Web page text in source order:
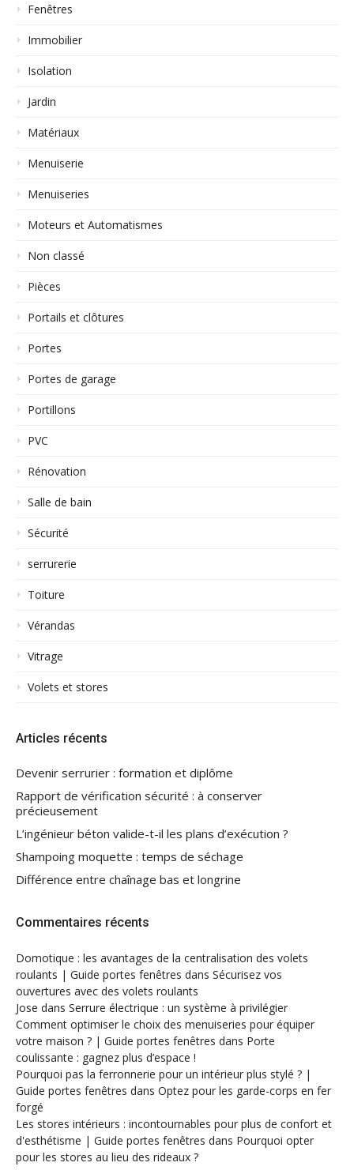
Fenêtres
Immobilier
Isolation
Jardin
Matériaux
Menuiserie
Menuiseries
Moteurs et Automatismes
Non classé
Pièces
Portails et clôtures
Portes
Portes de garage
Portillons
PVC
Rénovation
Salle de bain
Sécurité
serrurerie
Toiture
Vérandas
Vitrage
Volets et stores
Articles récents
Devenir serrurier : formation et diplôme
Rapport de vérification sécurité : à conserver
précieusement
L’ingénieur béton valide-t-il les plans d’exécution ?
Shampoing moquette : temps de séchage
Différence entre chaînage bas et longrine
Commentaires récents
Domotique : les avantages de la centralisation des volets
roulants | Guide portes fenêtres dans Sécurisez vos
ouvertures avec des volets roulants
Jose dans Serrure électrique : un système à privilégier
Comment optimiser le choix des menuiseries pour équiper
votre maison ? | Guide portes fenêtres dans Porte
coulissante : gagnez plus d’espace !
Pourquoi pas la ferronnerie pour un intérieur plus stylé ? |
Guide portes fenêtres dans Optez pour les garde-corps en fer
forgé
Les stores intérieurs : incontournables pour plus de confort et
d'esthétisme | Guide portes fenêtres dans Pourquoi opter
pour les stores au lieu des rideaux ?